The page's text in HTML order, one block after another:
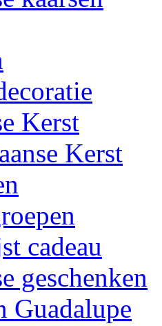
Kerst
Kerst
cadeau
geschenken
Guadalupe